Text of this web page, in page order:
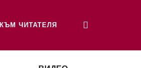
КЪМ ЧИТАТЕЛЯ